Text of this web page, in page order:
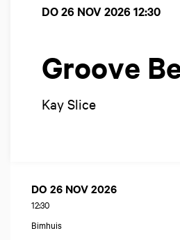
Groove
Kay Slice
DO 26 NOV 2026 12:30
DO 26 NOV 2026
12:30
Bimhuis